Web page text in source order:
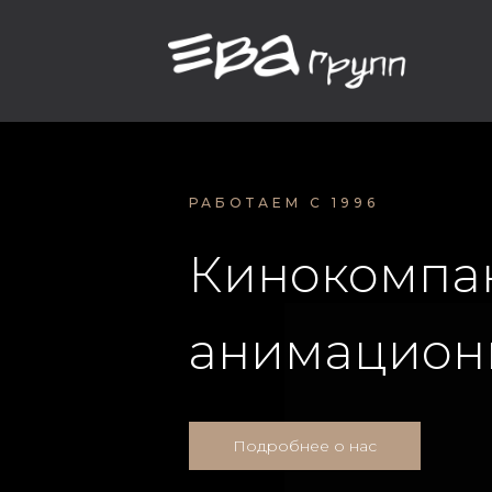
РАБОТАЕМ С 1996
Подробнее о нас